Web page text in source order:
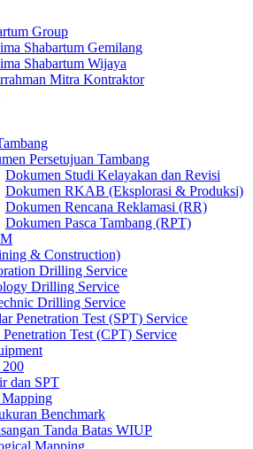
Group
Shabartum Gemilang
Shabartum Wijaya
Mitra Kontraktor
Persetujuan Tambang
Dokumen Studi Kelayakan dan Revisi
Dokumen RKAB (Eksplorasi & Produksi)
Dokumen Rencana Reklamasi (RR)
Dokumen Pasca Tambang (RPT)
& Construction)
Drilling Service
Drilling Service
Drilling Service
Penetration Test (SPT) Service
Penetration Test (CPT) Service
200
dan SPT
Mapping
Benchmark
Tanda Batas WIUP
Mapping